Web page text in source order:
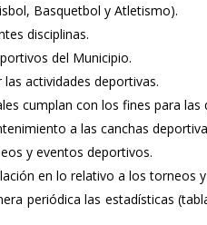
Basquetbol y Atletismo).
disciplinas.
del Municipio.
actividades deportivas.
cumplan con los fines para las
a las canchas
y eventos deportivos.
en lo relativo a los torneos
periódica las estadísticas